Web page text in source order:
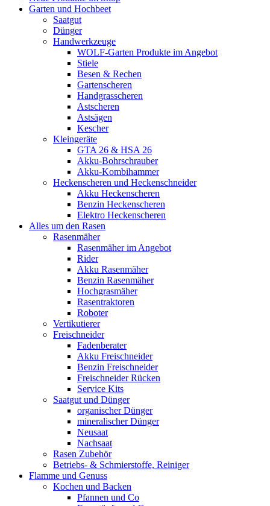
Garten und Hochbeet
Saatgut
Dünger
Handwerkzeuge
WOLF-Garten Produkte im Angebot
Stiele
Besen & Rechen
Gartenscheren
Handgrasscheren
Astscheren
Astsägen
Kescher
Kleingeräte
GTA 26 & HSA 26
Akku-Bohrschrauber
Akku-Kombihammer
Heckenscheren und Heckenschneider
Akku Heckenscheren
Benzin Heckenscheren
Elektro Heckenscheren
Alles um den Rasen
Rasenmäher
Rasenmäher im Angebot
Rider
Akku Rasenmäher
Benzin Rasenmäher
Hochgrasmäher
Rasentraktoren
Roboter
Vertikutierer
Freischneider
Fadenberater
Akku Freischneider
Benzin Freischneider
Freischneider Rücken
Service Kits
Saatgut und Dünger
organischer Dünger
mineralischer Dünger
Neusaat
Nachsaat
Rasen Zubehör
Betriebs- & Schmierstoffe, Reiniger
Flamme und Genuss
Kochen und Backen
Pfannen und Co